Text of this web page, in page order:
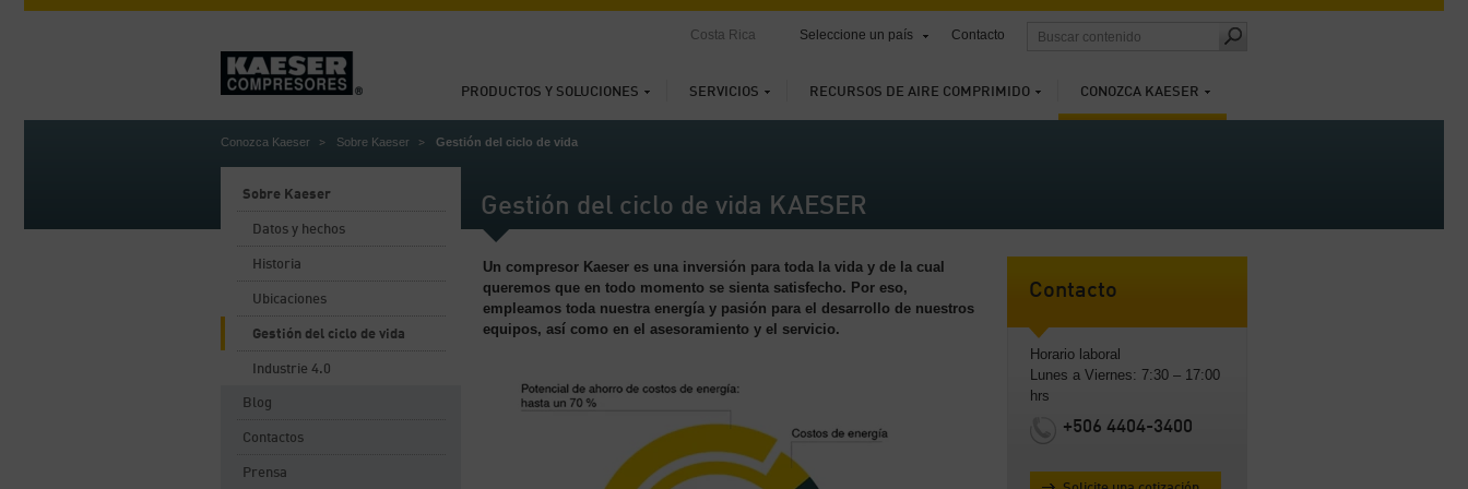
PRODUCTOS Y SOLUCIONES SERVICIOS RECURSOS DE AIRE COMPRIMIDO CONOZCA KAESER
Costa Rica Seleccione un país Contacto
Conozca Kaeser Sobre Kaeser Gestión del ciclo de vida
Gestión del ciclo de vida KAESER
Sobre Kaeser
Datos y hechos
Historia
Ubicaciones
Gestión del ciclo de vida
Industrie 4.0
Blog
Contactos
Prensa
Un compresor Kaeser es una inversión para toda la vida y de la cual
queremos que en todo momento se sienta satisfecho. Por eso,
empleamos toda nuestra energía y pasión para el desarrollo de nuestros
equipos, así como en el asesoramiento y el servicio.
Contacto
Horario laboral
Lunes a Viernes: 7:30 – 17:00
hrs
+506 4404-3400